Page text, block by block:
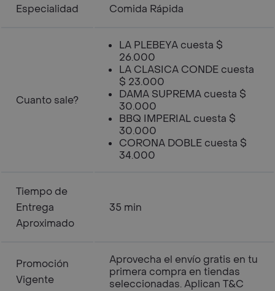
Especialidad Comida Rápida
Cuanto sale?
LA PLEBEYA cuesta $
26.000
LA CLASICA CONDE cuesta
$ 23.000
DAMA SUPREMA cuesta $
30.000
BBQ IMPERIAL cuesta $
30.000
CORONA DOBLE cuesta $
34.000
Tiempo de
Entrega
Aproximado
35 min
Promoción
Vigente
Aprovecha el envío gratis en tu
primera compra en tiendas
seleccionadas. Aplican T&C